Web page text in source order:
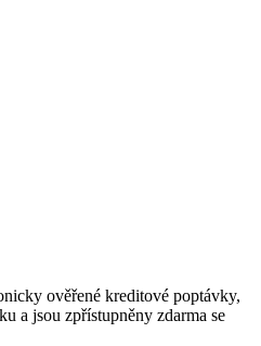
ověřené kreditové poptávky,
a jsou zpřístupněny zdarma se